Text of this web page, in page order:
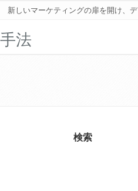
新しいマーケティングの扉を開け、
法
検索